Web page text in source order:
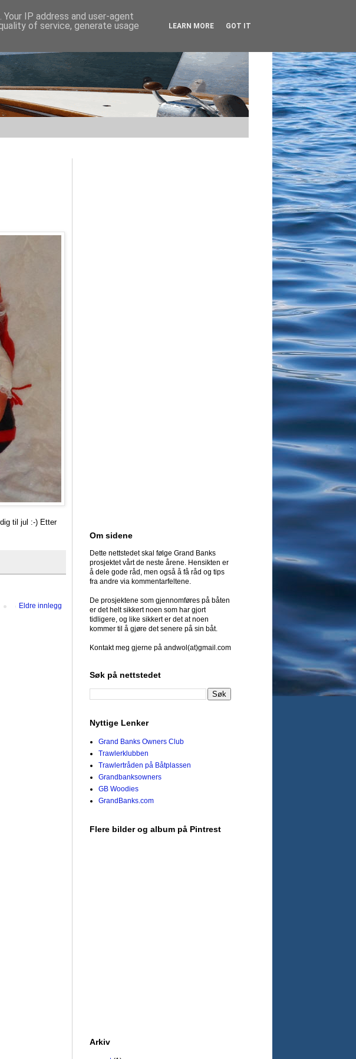
til jul :-) Etter
Eldre innlegg
Om sidene
Dette nettstedet skal følge Grand Banks
prosjektet vårt de neste årene. Hensikten er
å dele gode råd, men også å få råd og tips
fra andre via kommentarfeltene.
De prosjektene som gjennomføres på båten
er det helt sikkert noen som har gjort
tidligere, og like sikkert er det at noen
kommer til å gjøre det senere på sin båt.
Kontakt meg gjerne på andwol(at)gmail.com
Søk på nettstedet
Nyttige Lenker
Grand Banks Owners Club
Trawlerklubben
Trawlertråden på Båtplassen
Grandbanksowners
GB Woodies
GrandBanks.com
Flere bilder og album på Pintrest
Arkiv
IP address and user-agent
of service, generate usage
LEARN MORE GOT IT